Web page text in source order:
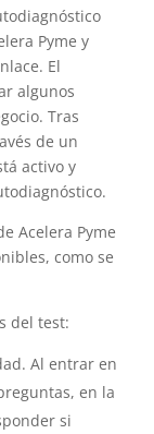
Pyme y
El
algunos
Tras
de un
activo y
Acelera Pyme
como se
del test:
Al entrar en
en la
si